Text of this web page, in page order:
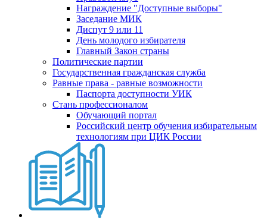
Награждение "Доступные выборы"
Заседание МИК
Диспут 9 или 11
День молодого избирателя
Главный Закон страны
Политические партии
Государственная гражданская служба
Равные права - равные возможности
Паспорта доступности УИК
Стань профессионалом
Обучающий портал
Российский центр обучения избирательным
технологиям при ЦИК России